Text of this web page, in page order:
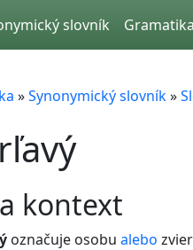
slovník Gramatika
»Synonymický slovník»
kontext
označuje osobu alebo